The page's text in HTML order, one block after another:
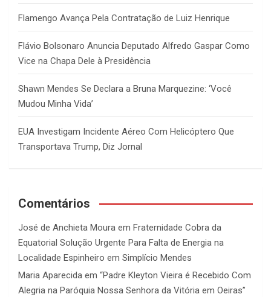
Flamengo Avança Pela Contratação de Luiz Henrique
Flávio Bolsonaro Anuncia Deputado Alfredo Gaspar Como
Vice na Chapa Dele à Presidência
Shawn Mendes Se Declara a Bruna Marquezine: ‘Você
Mudou Minha Vida’
EUA Investigam Incidente Aéreo Com Helicóptero Que
Transportava Trump, Diz Jornal
Comentários
José de Anchieta Moura em Fraternidade Cobra da
Equatorial Solução Urgente Para Falta de Energia na
Localidade Espinheiro em Simplício Mendes
Maria Aparecida em “Padre Kleyton Vieira é Recebido Com
Alegria na Paróquia Nossa Senhora da Vitória em Oeiras”